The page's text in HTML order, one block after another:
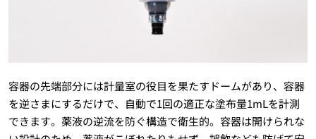
容器の先端部分には計量室の役目を果たすドームがあり、容器
を逆さまにするだけで、自動で1回の適正な塗布量1mLを計測
できます。薬液の逆流を防ぐ構造で衛生的。容器は開けられな